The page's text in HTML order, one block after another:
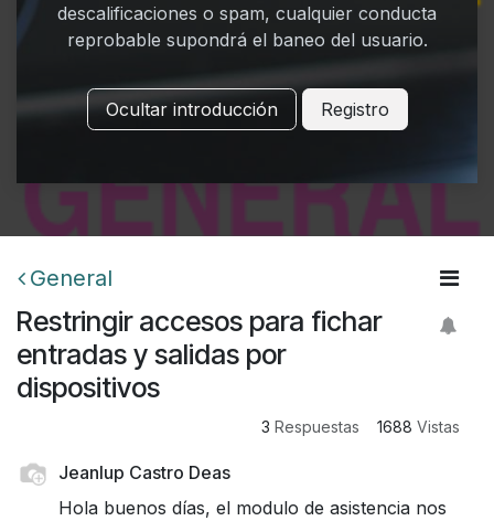
descalificaciones o spam, cualquier conducta
reprobable supondrá el baneo del usuario.
Ocultar introducción Registro
General
Restringir accesos para fichar
entradas y salidas por
dispositivos
3 Respuestas 1688 Vistas
Jeanlup Castro Deas
Hola buenos días, el modulo de asistencia nos